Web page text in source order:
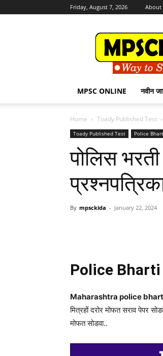
Friday, August 7, 2026 About
MPSC ONLINE नवीन
Home Toady Published Test
Toady Published Test Police
पोलिस
By mpsckida - January 22, 2024
Police
Maharashtra police bharti
मित्रहों दरोर मोफत सराव पेपर
मोफत सोडवा..